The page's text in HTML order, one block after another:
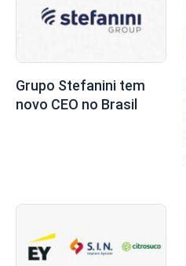
Grupo Stefanini tem
novo CEO no Brasil